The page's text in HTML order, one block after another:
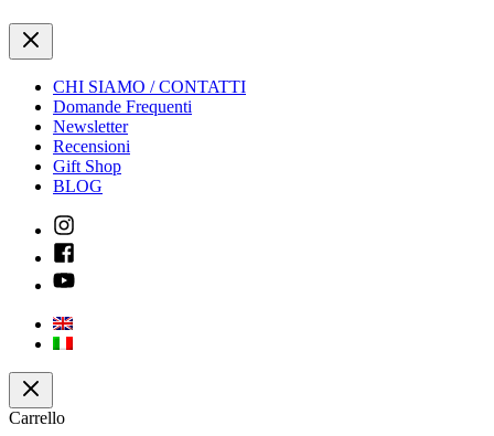
CHI SIAMO / CONTATTI
Domande Frequenti
Newsletter
Recensioni
Gift Shop
BLOG
Carrello